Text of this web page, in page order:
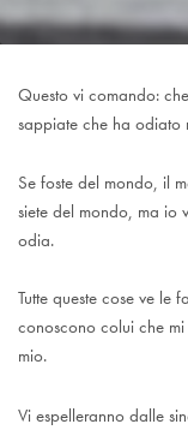
Questo vi comando:
sappiate che ha odiato
Se foste del mondo, il
siete del mondo, ma io
odia.
Tutte queste cose ve le
conoscono colui che
mio.
Vi espelleranno dalle